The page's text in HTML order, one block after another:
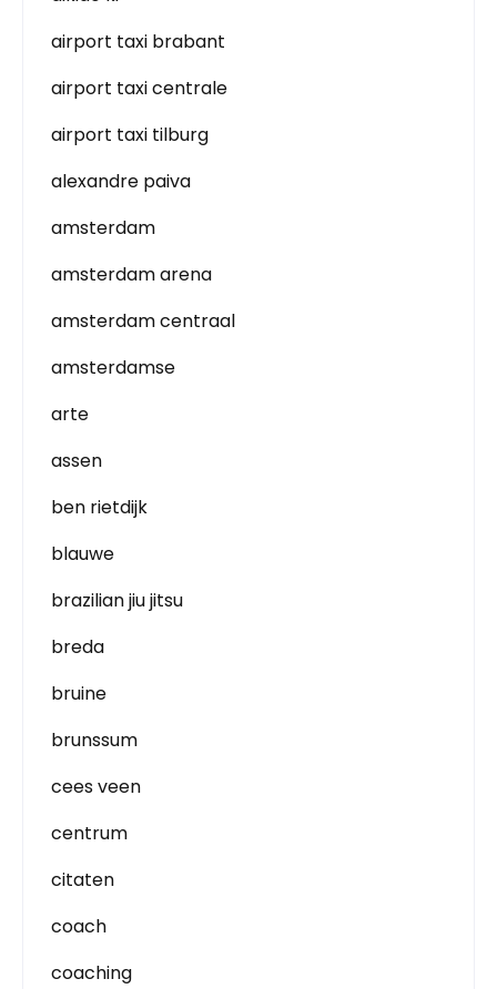
airport taxi brabant
airport taxi centrale
airport taxi tilburg
alexandre paiva
amsterdam
amsterdam arena
amsterdam centraal
amsterdamse
arte
assen
ben rietdijk
blauwe
brazilian jiu jitsu
breda
bruine
brunssum
cees veen
centrum
citaten
coach
coaching